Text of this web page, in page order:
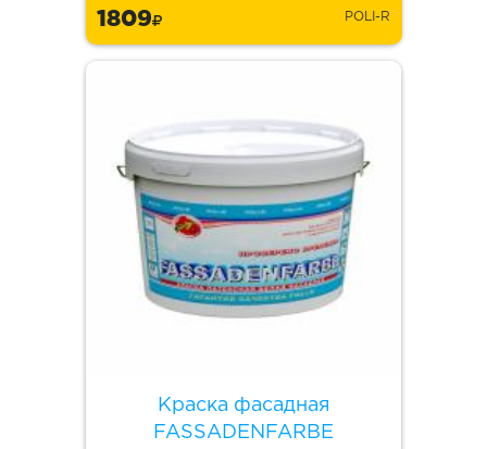
1809 POLI-R
Краска фасадная
FASSADENFARBE